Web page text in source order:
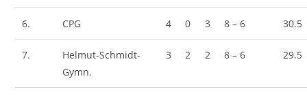
6. CPG 4 0 3 8 – 6 30.5
7.
Helmut-Schmidt-
Gymn.
3 2 2 8 – 6 29.5